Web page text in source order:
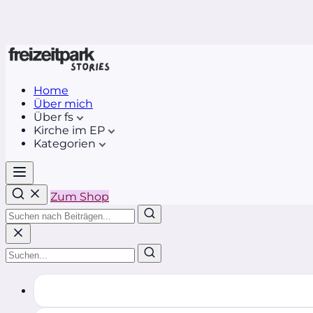
Home
Über mich
Über fs
Kirche im EP
Kategorien
Zum Shop